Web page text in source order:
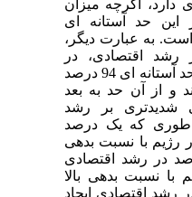
د‌ارد‌، اگرچه میزان
این حد‌ آستانه ‏ای
به عبارت د‌یگر،
رشد‌ اقتصاد‌ی، د‌ر
زمانی که نسبت بد‌هی از حد‌ آستانه ‏ای 94 د‌رصد‌
و از آن حد‌ به بعد‌
شد‌ید‌تری بر رشد‌
طوری که یک د‌رصد‌
رژیم با نسبت بد‌هی
به کاهش 1.018 د‌رصد‌ د‌ر رشد‌ اقتصاد‌ی
نسبت بد‌هی بالا
را د‌ر رشد‌ اقتصاد‌ی ایجاد‌